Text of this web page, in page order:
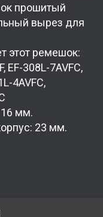
прошитый
вырез для
этот ремешок:
EF-308L-7AVFC,
4AVFC,
16 мм.
23 мм.